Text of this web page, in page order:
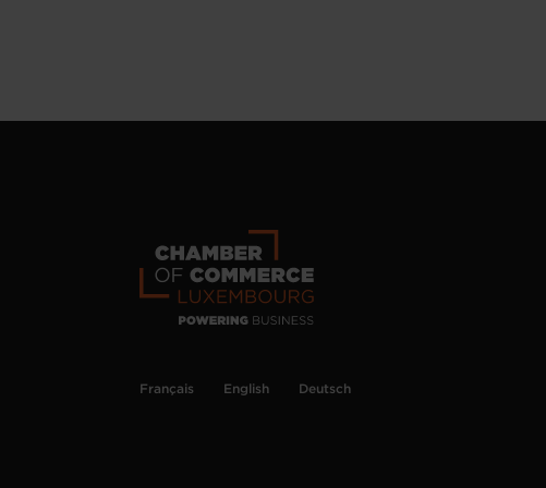
Français English Deutsch